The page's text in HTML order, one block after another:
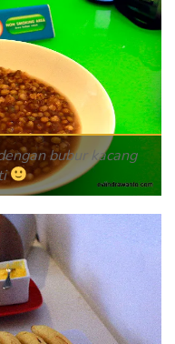
bubur kacang